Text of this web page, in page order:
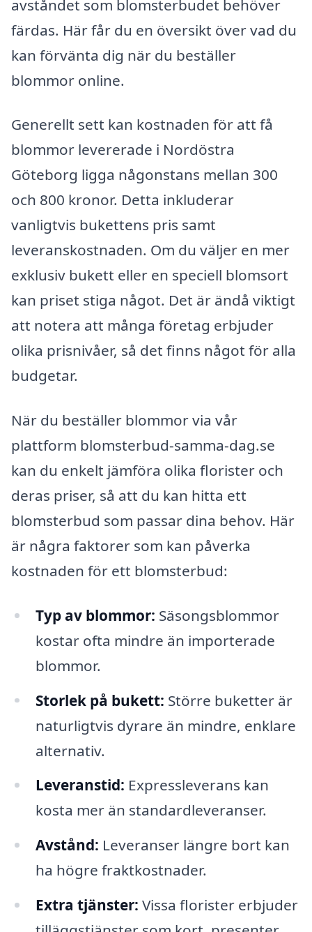
avståndet som blomsterbudet behöver
färdas. Här får du en översikt över vad du
kan förvänta dig när du beställer
blommor online.
Generellt sett kan kostnaden för att få
blommor levererade i Nordöstra
Göteborg ligga någonstans mellan 300
och 800 kronor. Detta inkluderar
vanligtvis bukettens pris samt
leveranskostnaden. Om du väljer en mer
exklusiv bukett eller en speciell blomsort
kan priset stiga något. Det är ändå viktigt
att notera att många företag erbjuder
olika prisnivåer, så det finns något för alla
budgetar.
När du beställer blommor via vår
plattform blomsterbud-samma-dag.se
kan du enkelt jämföra olika florister och
deras priser, så att du kan hitta ett
blomsterbud som passar dina behov. Här
är några faktorer som kan påverka
kostnaden för ett blomsterbud:
Typ av blommor: Säsongsblommor
kostar ofta mindre än importerade
blommor.
Storlek på bukett: Större buketter är
naturligtvis dyrare än mindre, enklare
alternativ.
Leveranstid: Expressleverans kan
kosta mer än standardleveranser.
Avstånd: Leveranser längre bort kan
ha högre fraktkostnader.
Extra tjänster: Vissa florister erbjuder